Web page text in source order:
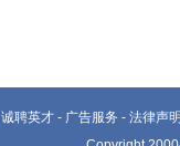
诚聘英才 - 广告服务 - 法律声